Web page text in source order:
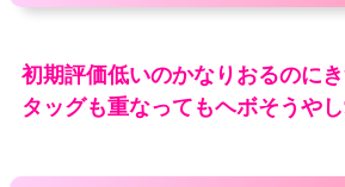
初期評価低いのかなりおるのに
タッグも重なってもヘボそうや